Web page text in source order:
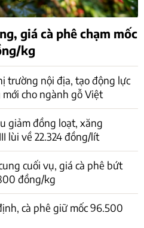
giá cà phê chạm mốc
kg
trường nội địa, tạo động lực
cho ngành gỗ Việt
giảm đồng loạt, xăng
lùi về 22.324 đồng/lít
cuối vụ, giá cà phê bứt
đồng/kg
cà phê giữ mốc 96.500